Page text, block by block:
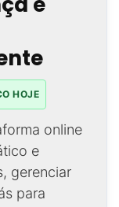
HOJE
online
e
gerenciar
para